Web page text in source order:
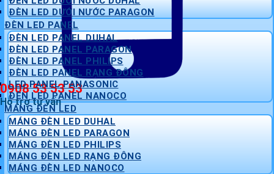
0908 53 53 53
Hỗ trợ tư vấn
ĐÈN LED DƯỚI NƯỚC PARAGON
ĐÈN LED PANEL
ĐÈN LED PANEL DUHAL
ĐÈN LED PANEL PARAGON
ĐÈN LED PANEL PHILIPS
ĐÈN LED PANEL RẠNG ĐÔNG
LED PANEL PANASONIC
ĐÈN LED PANEL NANOCO
MÁNG ĐÈN LED
MÁNG ĐÈN LED DUHAL
MÁNG ĐÈN LED PARAGON
MÁNG ĐÈN LED PHILIPS
MÁNG ĐÈN LED RẠNG ĐÔNG
MÁNG ĐÈN LED NANOCO